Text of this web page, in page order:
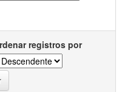
registros por